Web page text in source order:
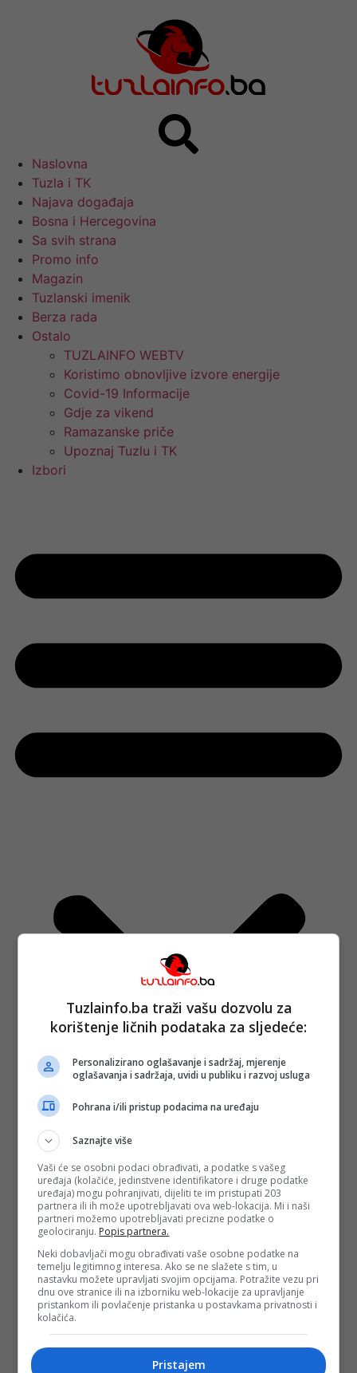
Naslovna
Tuzla i TK
Najava događaja
Bosna i Hercegovina
Sa svih strana
Promo info
Magazin
Tuzlanski imenik
Berza rada
Ostalo
TUZLAINFO WEBTV
Koristimo obnovljive izvore energije
Covid-19 Informacije
Gdje za vikend
Ramazanske priče
Upoznaj Tuzlu i TK
Izbori
Naslovna
Tuzla i TK
Najava događaja
Bosna i Hercegovina
Sa svih strana
Promo info
Tuzlanski imenik
Tuzlainfo.ba traži vašu dozvolu za
korištenje ličnih podataka za sljedeće:
Personalizirano oglašavanje i sadržaj, mjerenje
oglašavanja i sadržaja, uvidi u publiku i razvoj usluga
Pohrana i/ili pristup podacima na uređaju
Saznajte više
Vaši će se osobni podaci obrađivati, a podatke s vašeg
uređaja (kolačiće, jedinstvene identifikatore i druge podatke
uređaja) mogu pohranjivati, dijeliti te im pristupati 203
partnera ili ih može upotrebljavati ova web-lokacija. Mi i naši
partneri možemo upotrebljavati precizne podatke o
geolociranju. Popis partnera.
Neki dobavljači mogu obrađivati vaše osobne podatke na
temelju legitimnog interesa. Ako se ne slažete s tim, u
nastavku možete upravljati svojim opcijama. Potražite vezu pri
dnu ove stranice ili na izborniku web-lokacije za upravljanje
pristankom ili povlačenje pristanka u postavkama privatnosti i
kolačića.
Pristajem